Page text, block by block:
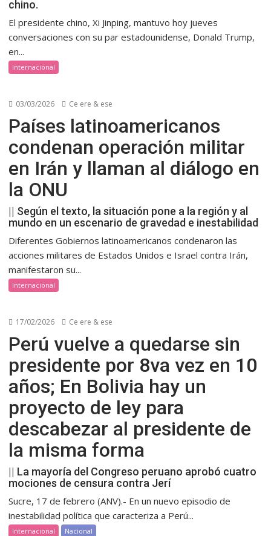
chino.
El presidente chino, Xi Jinping, mantuvo hoy jueves
conversaciones con su par estadounidense, Donald Trump,
en...
Internacional
03/03/2026 Ce ere & ese
Países latinoamericanos
condenan operación militar
en Irán y llaman al diálogo en
la ONU
|| Según el texto, la situación pone a la región y al
mundo en un escenario de gravedad e inestabilidad
Diferentes Gobiernos latinoamericanos condenaron las
acciones militares de Estados Unidos e Israel contra Irán,
manifestaron su...
Internacional
17/02/2026 Ce ere & ese
Perú vuelve a quedarse sin
presidente por 8va vez en 10
años; En Bolivia hay un
proyecto de ley para
descabezar al presidente de
la misma forma
|| La mayoría del Congreso peruano aprobó cuatro
mociones de censura contra Jerí
Sucre, 17 de febrero (ANV).- En un nuevo episodio de
inestabilidad política que caracteriza a Perú...
Internacional Nacional